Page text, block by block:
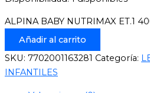
ALPINA BABY NUTRIMAX ET.1
Añadir al carrito
SKU: 7702001163281 Categoría:
INFANTILES